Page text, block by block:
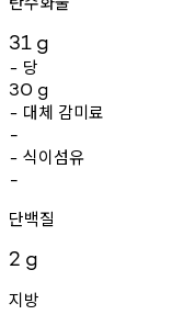
31 g
- 당
30 g
- 대체 감미료
-
- 식이섬유
-
단백질
2 g
지방